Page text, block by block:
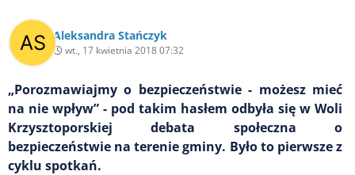
Aleksandra Stańczyk
wt., 17 kwietnia 2018 07:32
„Porozmawiajmy o bezpieczeństwie - możesz mieć
na nie wpływ” - pod takim hasłem odbyła się w Woli
Krzysztoporskiej debata społeczna o
bezpieczeństwie na terenie gminy. Było to pierwsze z
cyklu spotkań.